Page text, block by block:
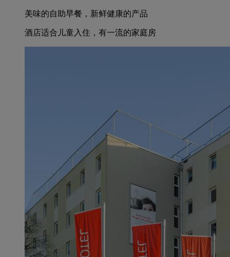
美味的自助早餐，新鲜健康的产品
酒店适合儿童入住，有一流的家庭房